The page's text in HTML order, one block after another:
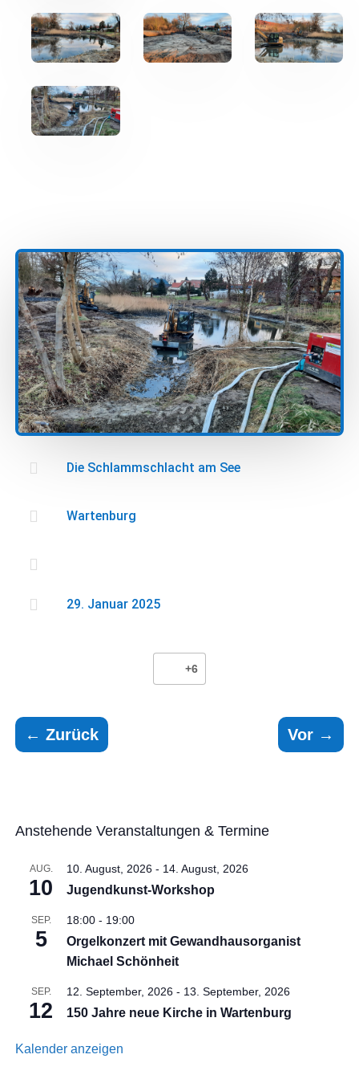
 Die Schlammschlacht am See
 Wartenburg

 29. Januar 2025
+6
←Zurück Vor→
Anstehende Veranstaltungen & Termine
AUG.
10
10. August, 2026 - 14. August, 2026
Jugendkunst-Workshop
SEP.
5
18:00 - 19:00
Orgelkonzert mit Gewandhausorganist
Michael Schönheit
SEP.
12
12. September, 2026 - 13. September, 2026
150 Jahre neue Kirche in Wartenburg
Kalender anzeigen